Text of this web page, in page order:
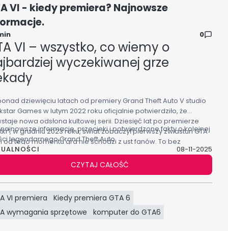
08-11-2025
VI - kiedy premiera? Najnowsze
VI – wszystko, co wiemy o
wyczekiwanej grze
dziewięciu latach od premiery Grand Theft Auto V studio
Games w lutym 2022 roku oficjalnie potwierdziło, że
nowa odsłona kultowej serii. Dziesięć lat po premierze
w grudniu 2023 roku, świat zobaczył pierwszy zwiastun GTA
i od tego momentu gra nie schodzi z ust fanów. To bez
jedna z najbardziej wyczekiwanych produkcji w historii
informacje, przecieki i potwierdzone fakty o kolejnej
legendarnego Grand Theft Auto.
CZYTAJ CAŁOŚĆ
0
VI premiera
Kiedy premiera GTA 6
wymagania sprzętowe
komputer do GTA6